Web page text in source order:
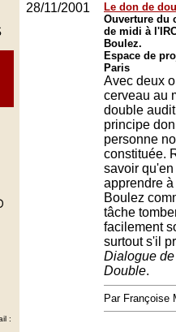
:
28/11/2001
Le don de
Ouverture du
de midi à
Boulez.
Espace de
Paris
Avec deux
cerveau au
double
principe
personne
constituée.
savoir qu'en
apprendre
Boulez
tâche
facilement
surtout s'il
Dialogue
Double.
Par Françoise